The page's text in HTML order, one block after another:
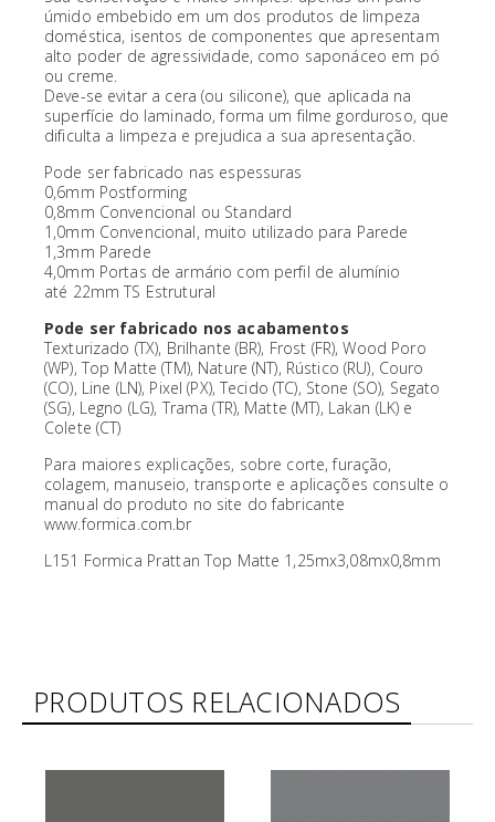
úmido embebido em um dos produtos de limpeza
doméstica, isentos de componentes que apresentam
alto poder de agressividade, como saponáceo em pó
ou creme.
Deve-se evitar a cera (ou silicone), que aplicada na
superfície do laminado, forma um filme gorduroso, que
dificulta a limpeza e prejudica a sua apresentação.
Pode ser fabricado nas espessuras
0,6mm Postforming
0,8mm Convencional ou Standard
1,0mm Convencional, muito utilizado para Parede
1,3mm Parede
4,0mm Portas de armário com perfil de alumínio
até 22mm TS Estrutural
Pode ser fabricado nos acabamentos
Texturizado (TX), Brilhante (BR), Frost (FR), Wood Poro
(WP), Top Matte (TM), Nature (NT), Rústico (RU), Couro
(CO), Line (LN), Pixel (PX), Tecido (TC), Stone (SO), Segato
(SG), Legno (LG), Trama (TR), Matte (MT), Lakan (LK) e
Colete (CT)
Para maiores explicações, sobre corte, furação,
colagem, manuseio, transporte e aplicações consulte o
manual do produto no site do fabricante
www.formica.com.br
L151 Formica Prattan Top Matte 1,25mx3,08mx0,8mm
PRODUTOS RELACIONADOS